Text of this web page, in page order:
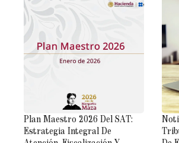
Plan Maestro 2026 Del SAT:
Estrategia Integral De